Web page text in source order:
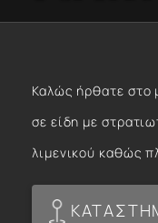
Καλώς ήρθατε στο
σε είδη με
λιμενικού καθώς